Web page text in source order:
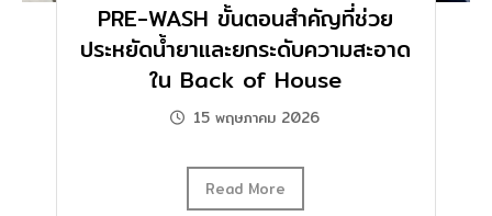
PRE-WASH ขั้นตอนสำคัญที่ช่วย
ประหยัดน้ำยาและยกระดับความสะอาด
ใน Back of House
15 พฤษภาคม 2026
Read More